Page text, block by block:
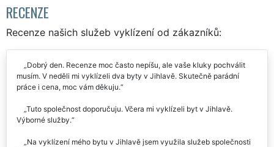
RECENZE
Recenze našich služeb vyklízení od zákazníků:
Dobrý den. Recenze moc často nepíšu, ale vaše kluky pochválit
musím. V neděli mi vyklízeli dva byty v Jihlavě. Skutečně parádní
práce i cena, moc vám děkuju.
Tuto společnost doporučuju. Včera mi vyklízeli byt v Jihlavě.
Výborné služby.
Na vyklízení mého bytu v Jihlavě jsem využila služeb společnosti